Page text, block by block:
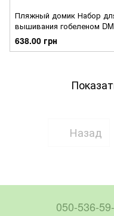
Пляжный домик Набор
вышивания гобеленом
C126K
638.00 грн
Назад
050-536-